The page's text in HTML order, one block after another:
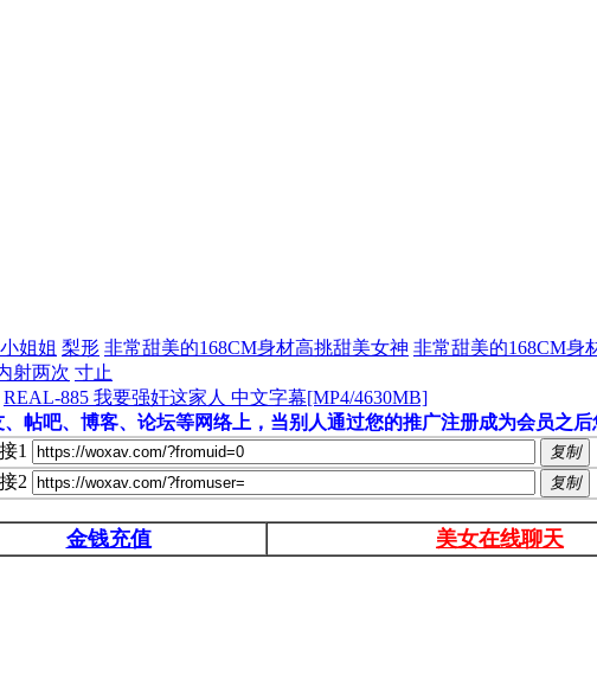
姐姐 梨形 非常甜美的168CM身材高挑甜美女神 非常甜美的168CM身
射两次 寸止
REAL-885 我要强奸这家人 中文字幕[MP4/4630MB]
帖吧、博客、论坛等网络上，当别人通过您的推广注册成为会员之
1
复制
2 复制
金钱充值 美女在线聊天